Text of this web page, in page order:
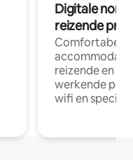
Digitale
reizende
Comfortabele
reizende en
werkende
wifi en